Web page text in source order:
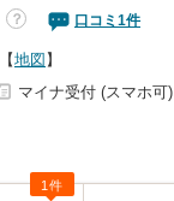
？ 口コミ 1件
【地図 】
マイナ受付 (スマホ可)
1件